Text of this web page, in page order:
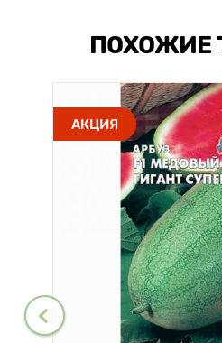
ПОХОЖИЕ
АКЦИЯ